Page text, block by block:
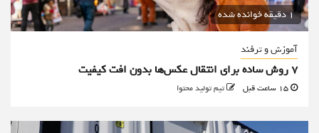
1 دقیقه خوانده شده
آموزش و ترفند
۷ روش ساده برای انتقال عکس‌ها بدون افت کیفیت
تیم تولید محتوا